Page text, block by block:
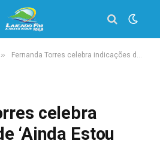
» Fernanda Torres celebra indicações de ‘Ainda Estou Aqui’ no Oscar 2025
celebra
‘Ainda Estou